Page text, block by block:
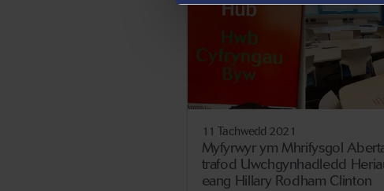
11 Tachwedd 2021
Myfyrwyr ym Mhrifysgol
trafod Uwchgynhadledd
eang Hillary Rodham Clinton